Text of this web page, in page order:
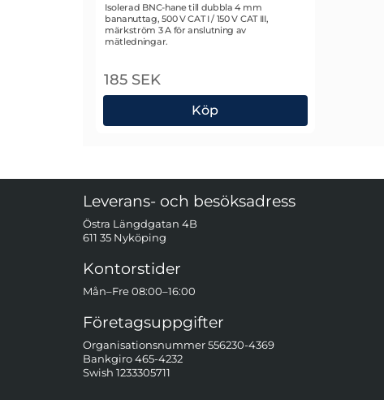
Art. nr 1132
Isolerad BNC-hane till dubbla 4 mm
bananuttag, 500 V CAT I / 150 V CAT III,
märkström 3 A för anslutning av
mätledningar.
185 SEK
Köp
PJP 7043 BNC Till Banankontakt Adapter
Sidfot Blandad info och länkar
Leverans- och besöksadress
Östra Längdgatan 4B
611 35 Nyköping
Kontorstider
Mån–Fre 08:00–16:00
Företagsuppgifter
Organisationsnummer 556230-4369
Bankgiro 465-4232
Swish 1233305711